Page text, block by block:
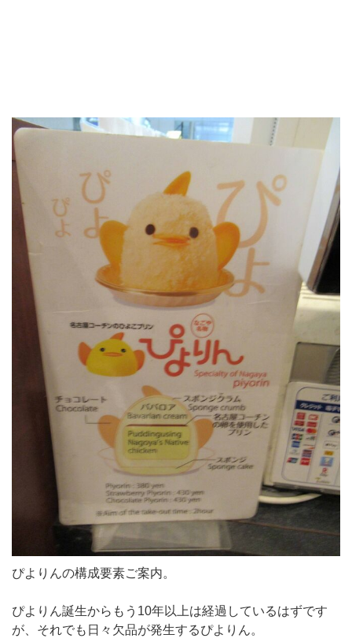
ぴよりんの構成要素ご案内。
ぴよりん誕生からもう10年以上は経過しているはずです
が、それでも日々欠品が発生するぴよりん。